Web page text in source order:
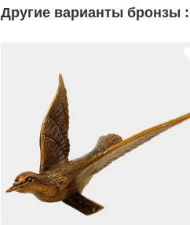
Другие варианты бронзы :